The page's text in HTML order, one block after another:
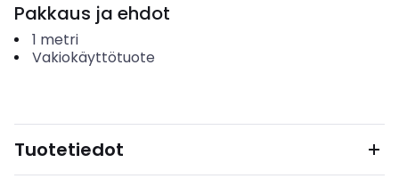
Pakkaus ja ehdot
1 metri
Vakiokäyttötuote
Tuotetiedot